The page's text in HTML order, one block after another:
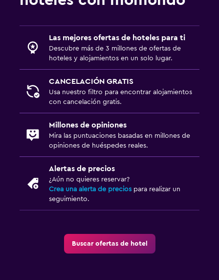
Las mejores ofertas de hoteles para ti
Descubre más de 3 millones de ofertas de
hoteles y alojamientos en un solo lugar.
CANCELACIÓN GRATIS
Usa nuestro filtro para encontrar alojamientos
con cancelación gratis.
Millones de opiniones
Mira las puntuaciones basadas en millones de
opiniones de huéspedes reales.
Alertas de precios
¿Aún no quieres reservar?
Crea una alerta de precios para realizar un
seguimiento.
Buscar ofertas de hotel